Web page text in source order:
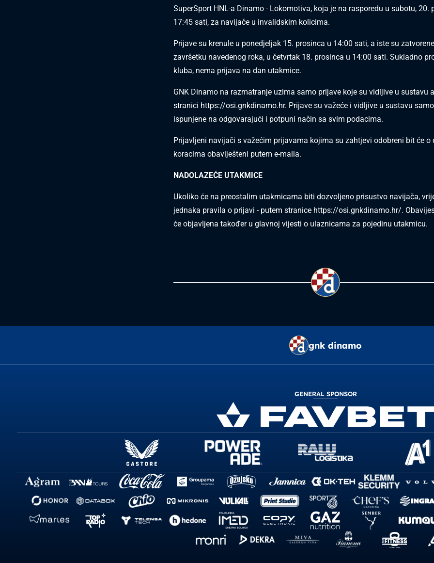
SuperSport HNL-a Dinamo - Lokomotiva, koja je na rasporedu u subotu, 20.
17:45 sati, za navijače u invalidskim kolicima.
Prijave su krenule u ponedjeljak 15. prosinca u 14:00 sati, a iste su
završetku navedenog roka, u četvrtak 18. prosinca u 14:00 sati. Sukladno
kluba, nema prijava na dan utakmice.
GNK Dinamo na razmatranje uzima samo prijave koje su vidljive u sustavu
stranici https://osi.gnkdinamo.hr. Prijave su važeće i vidljive u sustavu
ispunjene na odgovarajući i potpuni način sa svim podacima.
Prijavljeni navijači s važećim prijavama kojima su zahtjevi odobreni bit će o
koracima obaviješteni putem e-maila.
NADOLAZEĆE UTAKMICE
Ukoliko će na preostalim utakmicama biti dozvoljeno prisustvo navijača,
jednaka pravila o prijavi - putem stranice https://osi.gnkdinamo.hr/.
će objavljena također u glavnoj vijesti o ulaznicama za pojedinu utakmicu.
gnk dinamo
GENERAL SPONSOR